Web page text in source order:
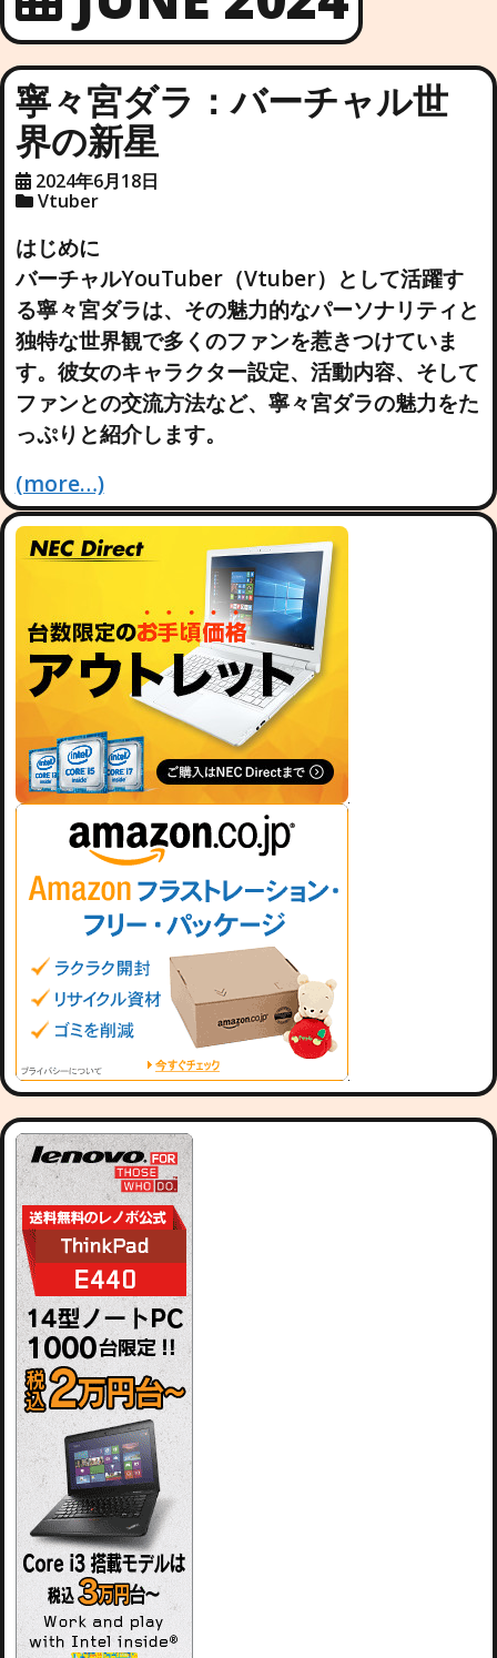
寧々宮ダラ：バーチャル世
界の新星
2024年6月18日
Vtuber
はじめに
バーチャルYouTuber（Vtuber）として活躍す
る寧々宮ダラは、その魅力的なパーソナリティと
独特な世界観で多くのファンを惹きつけていま
す。彼女のキャラクター設定、活動内容、そして
ファンとの交流方法など、寧々宮ダラの魅力をた
っぷりと紹介します。
(more…)